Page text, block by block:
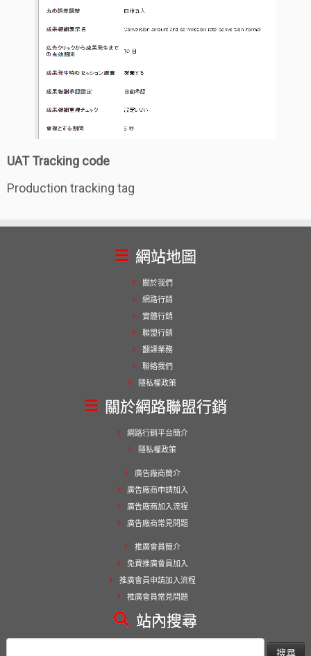
UAT Tracking code
Production tracking tag
網站地圖
關於我們
網路行銷
實體行銷
聯盟行銷
翻譯業務
聯絡我們
隱私權政策
關於網路聯盟行銷
網路行銷平台簡介
隱私權政策
廣告廠商簡介
廣告廠商申請加入
廣告廠商加入流程
廣告廠商常見問題
推廣會員簡介
免費推廣會員加入
推廣會員申請加入流程
推廣會員常見問題
站內搜尋